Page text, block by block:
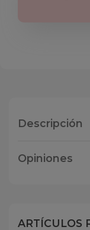
Descripción
Opiniones
ARTÍCULOS